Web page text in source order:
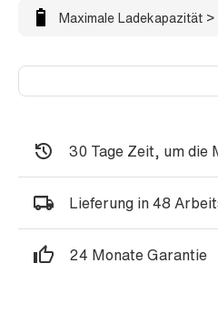
Maximale Ladekapazität
30 Tage Zeit, um die
Lieferung in 48
24 Monate Garantie